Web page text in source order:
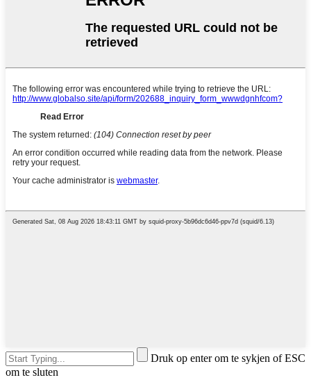
Druk op enter om te sykjen of ESC
om te sluten